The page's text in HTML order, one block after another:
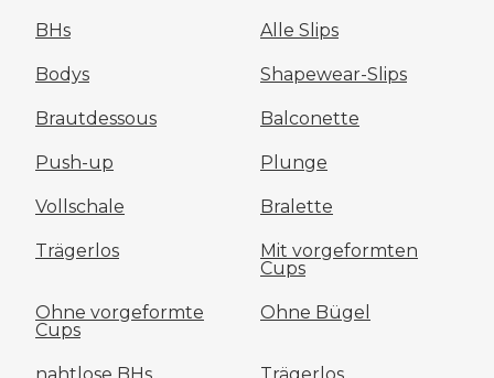
BHs Alle Slips
Bodys Shapewear-Slips
Brautdessous Balconette
Push-up Plunge
Vollschale Bralette
Trägerlos
Mit vorgeformten
Cups
Ohne vorgeformte
Cups
Ohne Bügel